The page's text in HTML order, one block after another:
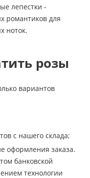
лепестки -
романтиков для
ноток.
розы
вариантов
с нашего склада;
оформления заказа.
банковской
технологии